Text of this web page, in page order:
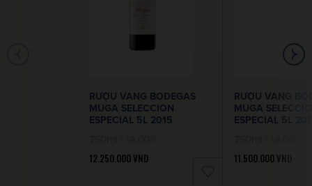
RƯỢU VANG BODEGAS
MUGA SELECCION
ESPECIAL 5L 2015
12.250.000 VND
RƯỢU VANG
MUGA
ESPECIAL 5L
11.500.000 VND